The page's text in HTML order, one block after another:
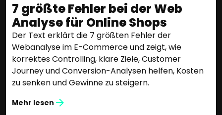
7 größte Fehler bei der Web
Analyse für Online Shops
Der Text erklärt die 7 größten Fehler der
Webanalyse im E-Commerce und zeigt, wie
korrektes Controlling, klare Ziele, Customer
Journey und Conversion-Analysen helfen, Kosten
zu senken und Gewinne zu steigern.
Mehr lesen